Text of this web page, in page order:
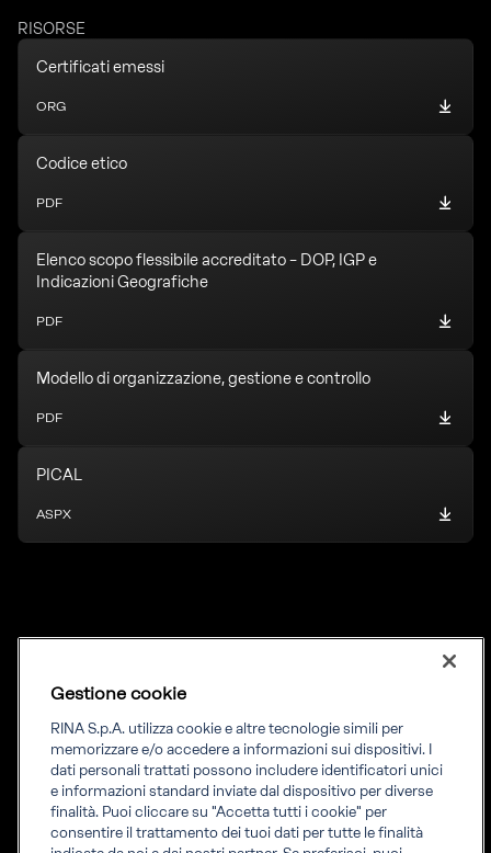
RISORSE
Certificati emessi
ORG
Codice etico
PDF
Elenco scopo flessibile accreditato – DOP, IGP e
Indicazioni Geografiche
PDF
Modello di organizzazione, gestione e controllo
PDF
PICAL
ASPX
RINA AGRIFOOD S.p.A.
Gestione cookie
RINA S.p.A. utilizza cookie e altre tecnologie simili per
memorizzare e/o accedere a informazioni sui dispositivi. I
dati personali trattati possono includere identificatori unici
e informazioni standard inviate dal dispositivo per diverse
finalità. Puoi cliccare su "Accetta tutti i cookie" per
consentire il trattamento dei tuoi dati per tutte le finalità